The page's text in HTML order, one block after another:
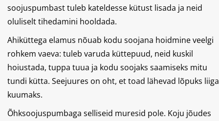
soojuspumbast tuleb kateldesse kütust lisada ja neid
oluliselt tihedamini hooldada.
Ahiküttega elamus nõuab kodu soojana hoidmine veelgi
rohkem vaeva: tuleb varuda küttepuud, neid kuskil
hoiustada, tuppa tuua ja kodu soojaks saamiseks mitu
tundi kütta. Seejuures on oht, et toad lähevad lõpuks liiga
kuumaks.
Õhksoojuspumbaga selliseid muresid pole. Koju jõudes